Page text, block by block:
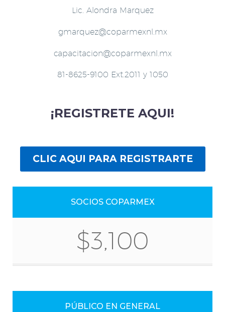
Lic. Alondra Marquez
gmarquez@coparmexnl.mx
capacitacion@coparmexnl.mx
81-8625-9100 Ext.2011 y 1050
¡REGISTRETE AQUI!
CLIC AQUI PARA REGISTRARTE
SOCIOS COPARMEX
$3,100
PÚBLICO EN GENERAL